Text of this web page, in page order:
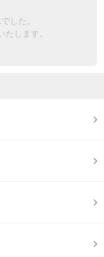
した。
します。